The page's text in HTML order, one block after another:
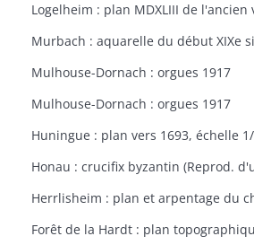
Mulhouse-Dornach : orgues 1917
Mulhouse-Dornach : orgues 1917
Huningue : plan vers 1693, échelle
Herrlisheim : plan et arpentage du
Forêt de la Hardt : plan